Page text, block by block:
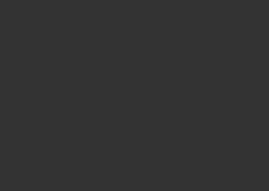
a geriátriai-
klinikai hypertonia
titkára volt.
napjainkban a
majd a Magyar